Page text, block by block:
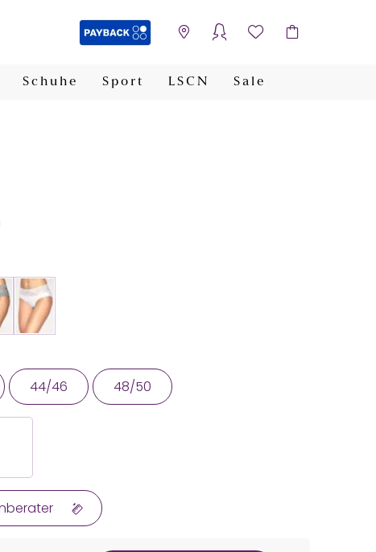
Schuhe Sport LSCN Sale
44/46 48/50